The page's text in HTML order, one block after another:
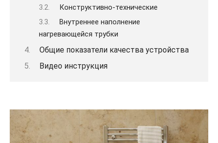
Конструктивно-технические
Внутреннее наполнение
нагревающейся трубки
Общие показатели качества устройства
Видео инструкция